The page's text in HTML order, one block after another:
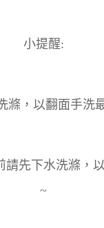
小提醒:
滌，以翻面手洗
請先下水洗滌，
~